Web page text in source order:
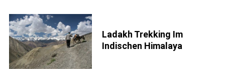
Ladakh Trekking Im
Indischen Himalaya
S
e
a
r